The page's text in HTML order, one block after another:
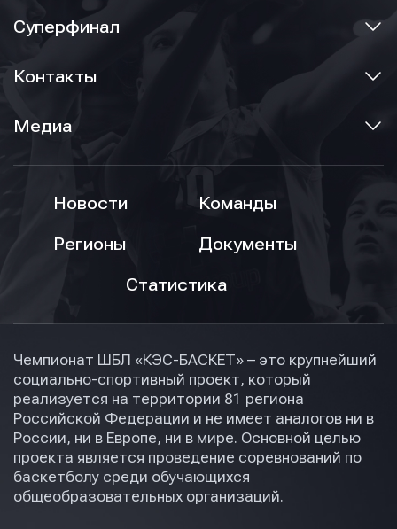
Суперфинал
Контакты
Медиа
Новости
Команды
Регионы
Документы
Статистика
Чемпионат ШБЛ «КЭС-БАСКЕТ» – это крупнейший
социально-спортивный проект, который
реализуется на территории 81 региона
Российской Федерации и не имеет аналогов ни в
России, ни в Европе, ни в мире. Основной целью
проекта является проведение соревнований по
баскетболу среди обучающихся
общеобразовательных организаций.